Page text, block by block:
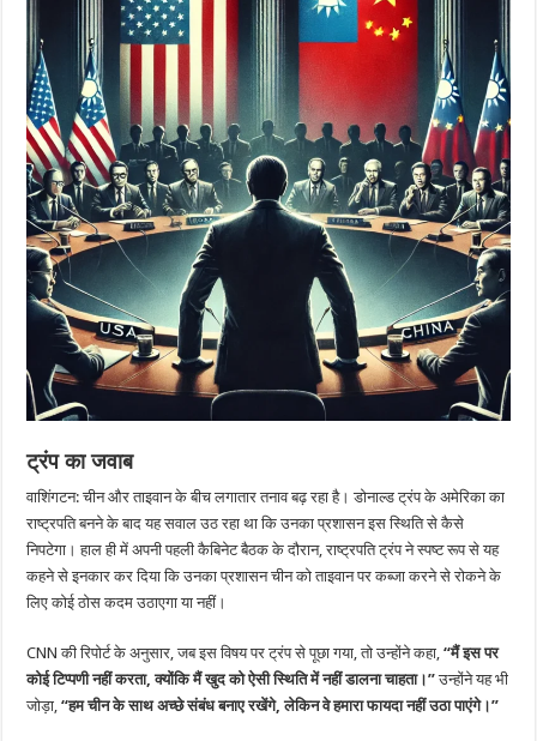
ट्रंप का जवाब
वाशिंगटन: चीन और ताइवान के बीच लगातार तनाव बढ़ रहा है। डोनाल्ड ट्रंप के अमेरिका का
राष्ट्रपति बनने के बाद यह सवाल उठ रहा था कि उनका प्रशासन इस स्थिति से कैसे
निपटेगा। हाल ही में अपनी पहली कैबिनेट बैठक के दौरान, राष्ट्रपति ट्रंप ने स्पष्ट रूप से यह
कहने से इनकार कर दिया कि उनका प्रशासन चीन को ताइवान पर कब्जा करने से रोकने के
लिए कोई ठोस कदम उठाएगा या नहीं।
CNN की रिपोर्ट के अनुसार, जब इस विषय पर ट्रंप से पूछा गया, तो उन्होंने कहा,“मैं इस पर
कोई टिप्पणी नहीं करता, क्योंकि मैं खुद को ऐसी स्थिति में नहीं डालना चाहता।”उन्होंने यह भी
जोड़ा,“हम चीन के साथ अच्छे संबंध बनाए रखेंगे, लेकिन वे हमारा फायदा नहीं उठा पाएंगे।”